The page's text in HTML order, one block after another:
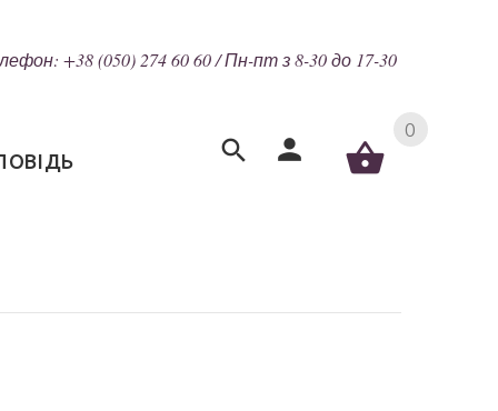
+38 (050) 274 60 60 / Пн-пт з 8-30 до 17-30
0